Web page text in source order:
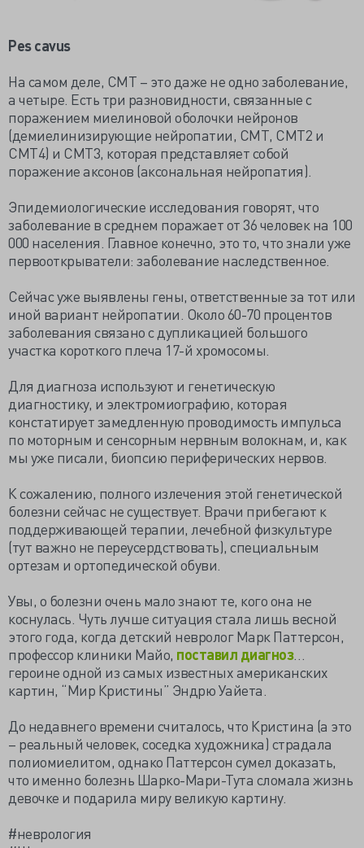
Pes cavus
На самом деле, СMT – это даже не одно заболевание,
а четыре. Есть три разновидности, связанные с
поражением миелиновой оболочки нейронов
(демиелинизирующие нейропатии, CMT, CMT2 и
CMT4) и CMT3, которая представляет собой
поражение аксонов (аксональная нейропатия).
Эпидемиологические исследования говорят, что
заболевание в среднем поражает от 36 человек на 100
000 населения. Главное конечно, это то, что знали уже
первооткрыватели: заболевание наследственное.
Сейчас уже выявлены гены, ответственные за тот или
иной вариант нейропатии. Около 60-70 процентов
заболевания связано с дупликацией большого
участка короткого плеча 17-й хромосомы.
Для диагноза используют и генетическую
диагностику, и электромиографию, которая
констатирует замедленную проводимость импульса
по моторным и сенсорным нервным волокнам, и, как
мы уже писали, биопсию периферических нервов.
К сожалению, полного излечения этой генетической
болезни сейчас не существует. Врачи прибегают к
поддерживающей терапии, лечебной физкультуре
(тут важно не переусердствовать), специальным
ортезам и ортопедической обуви.
Увы, о болезни очень мало знают те, кого она не
коснулась. Чуть лучше ситуация стала лишь весной
этого года, когда детский невролог Марк Паттерсон,
профессор клиники Майо, поставил диагноз…
героине одной из самых известных американских
картин, “Мир Кристины” Эндрю Уайета.
До недавнего времени считалось, что Кристина (а это
– реальный человек, соседка художника) страдала
полиомиелитом, однако Паттерсон сумел доказать,
что именно болезнь Шарко-Мари-Тута сломала жизнь
девочке и подарила миру великую картину.
#неврология